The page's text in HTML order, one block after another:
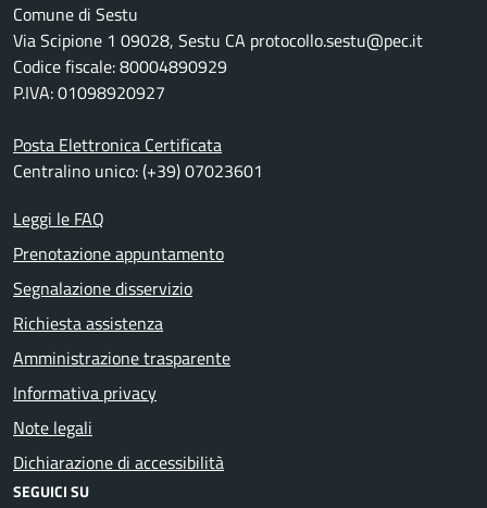
Comune di Sestu
Via Scipione 1 09028, Sestu CA protocollo.sestu@pec.it
Codice fiscale: 80004890929
P.IVA: 01098920927
Posta Elettronica Certificata
Centralino unico: (+39) 07023601
Leggi le FAQ
Prenotazione appuntamento
Segnalazione disservizio
Richiesta assistenza
Amministrazione trasparente
Informativa privacy
Note legali
Dichiarazione di accessibilità
SEGUICI SU